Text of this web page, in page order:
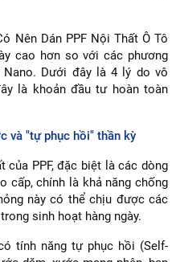
Nên Dán PPF Nội Thất Ô Tô
cao hơn so với các phương
Nano. Dưới đây là 4 lý do vô
là khoản đầu tư hoàn toàn
và "tự phục hồi" thần kỳ
của PPF, đặc biệt là các dòng
cấp, chính là khả năng chống
này có thể chịu được các
sinh hoạt hàng ngày.
tính năng tự phục hồi (Self-